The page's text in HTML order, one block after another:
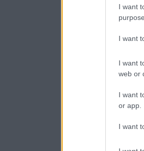
I want
I want
I want
web or
I want
or app.
I want